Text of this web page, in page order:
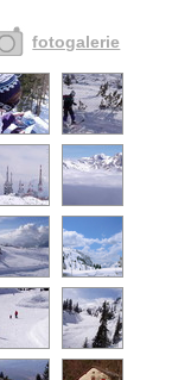
fotogalerie